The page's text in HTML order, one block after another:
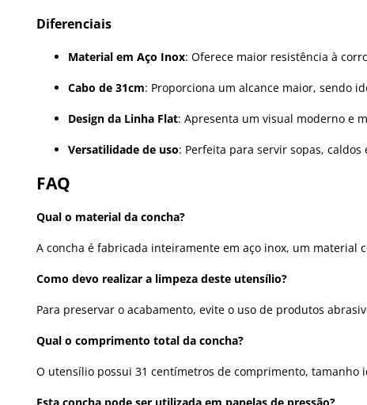
Diferenciais
Material em Aço Inox: Oferece maior resistência à
Cabo de 31cm: Proporciona um alcance maior, sendo
Design da Linha Flat: Apresenta um visual moderno e
Versatilidade de uso: Perfeita para servir sopas,
FAQ
Qual o material da concha?
A concha é fabricada inteiramente em aço inox, um material
Como devo realizar a limpeza deste utensílio?
Para preservar o acabamento, evite o uso de produtos
Qual o comprimento total da concha?
O utensílio possui 31 centímetros de comprimento, tamanho